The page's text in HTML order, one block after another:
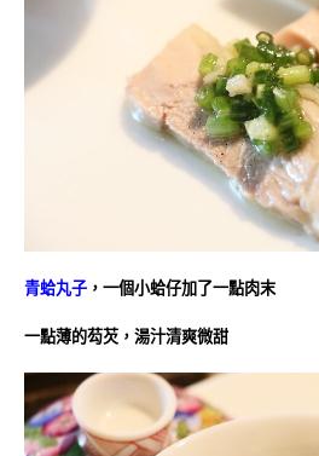
青蛤丸子 ，一個小蛤仔加了一點肉末
一點薄的芶芡，湯汁清爽微甜